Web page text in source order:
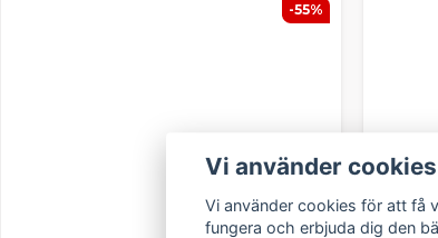
-55%
Vi använder cookies
Vi använder cookies för att få
fungera och erbjuda dig den